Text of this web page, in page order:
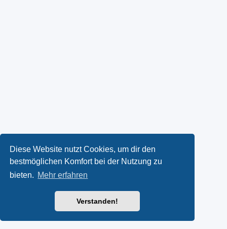
Diese Website nutzt Cookies, um dir den
bestmöglichen Komfort bei der Nutzung zu
bieten. Mehr erfahren
Verstanden!